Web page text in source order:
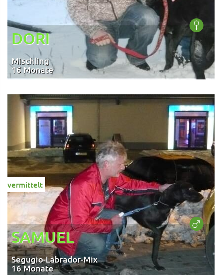
DORI
Mischling
16 Monate
vermittelt
SAMUEL
Segugio-Labrador-Mix
16 Monate